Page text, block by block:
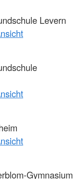
Levern
Gymnasium